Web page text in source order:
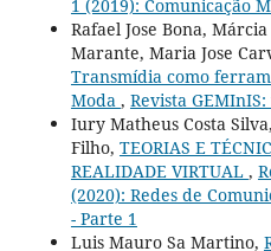
1 (2019): Comunicação
Rafael Jose Bona,
Marante, Maria Jose
Transmídia como
Moda , Revista
Iury Matheus Costa
Filho, TEORIAS E
REALIDADE VIRTUAL ,
(2020): Redes de
- Parte 1
Luis Mauro Sa Martino,